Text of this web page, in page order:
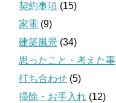
契約事項 (15)
家電 (9)
建築風景 (34)
思ったこと・考えた事
打ち合わせ (5)
掃除・お手入れ (12)